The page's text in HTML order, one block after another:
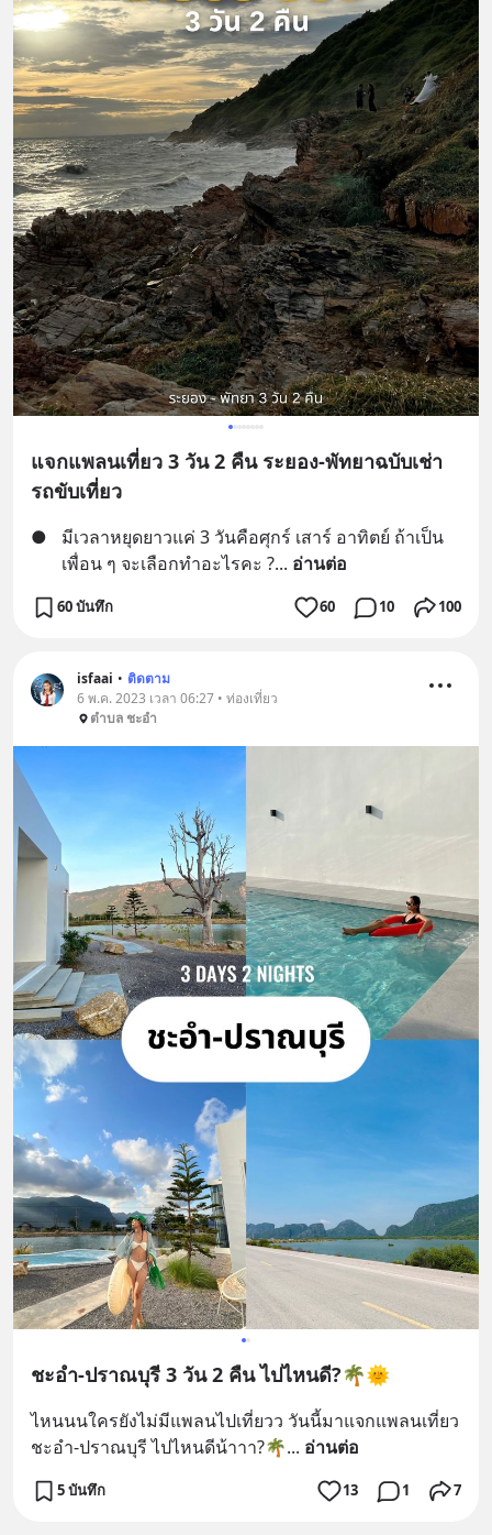
แจกแพลนเที่ยว 3 วัน 2 คืน ระยอง-พัทยาฉบับเช่า
รถขับเที่ยว
●
มีเวลาหยุดยาวแค่ 3 วันคือศุกร์ เสาร์ อาทิตย์ ถ้าเป็น
เพื่อน ๆ จะเลือกทำอะไรคะ ?... อ่านต่อ
60 บันทึก 60 10 100
isfaai • ติดตาม
6 พ.ค. 2023 เวลา 06:27 • ท่องเที่ยว
ตำบล ชะอำ
ชะอำ-ปราณบุรี 3 วัน 2 คืน ไปไหนดี?🌴🌞
ไหนนนใครยังไม่มีแพลนไปเที่ยวว วันนี้มาแจกแพลนเที่ยว
ชะอำ-ปราณบุรี ไปไหนดีน้าาา?🌴... อ่านต่อ
5 บันทึก 13 1 7